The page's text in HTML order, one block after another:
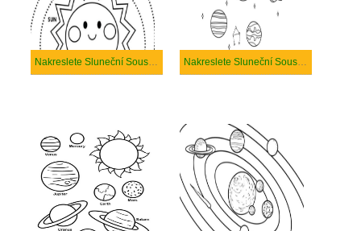
Nakreslete Sluneční Soustava zdarma Nakreslete Sluneční Soustava